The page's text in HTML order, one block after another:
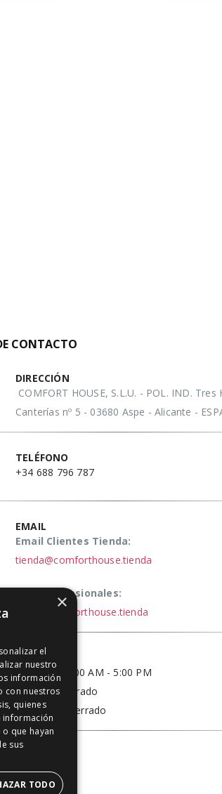
CONTACTO
DIRECCIÓN
COMFORT HOUSE, S.L.U. - POL. IND.
Canterías nº 5 - 03680 Aspe - Alicante -
TELÉFONO
+34 688 796 787
EMAIL
Email Clientes Tienda:
tienda@comforthouse.tienda
Email Profesionales:
elena@comforthouse.tienda
HORARIO
Lun - Vie / 9:00 AM - 5:00 PM
Sábado - Cerrado
Domingo - Cerrado
×
el
nuestro
información
con nuestros
quienes
información
que hayan
sus
TODO